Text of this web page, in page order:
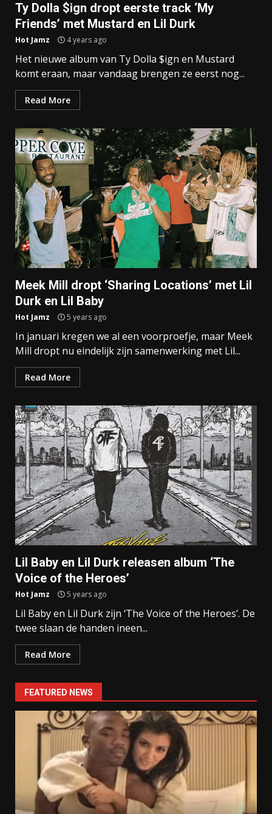
Ty Dolla $ign dropt eerste track ‘My
Friends’ met Mustard en Lil Durk
Hot Jamz 4 years ago
Het nieuwe album van Ty Dolla $ign en Mustard
komt eraan, maar vandaag brengen ze eerst nog...
Read More
Meek Mill dropt ‘Sharing Locations’ met Lil
Durk en Lil Baby
Hot Jamz 5 years ago
In januari kregen we al een voorproefje, maar Meek
Mill dropt nu eindelijk zijn samenwerking met Lil...
Read More
Lil Baby en Lil Durk releasen album ‘The
Voice of the Heroes’
Hot Jamz 5 years ago
Lil Baby en Lil Durk zijn ‘The Voice of the Heroes’. De
twee slaan de handen ineen...
Read More
FEATURED NEWS